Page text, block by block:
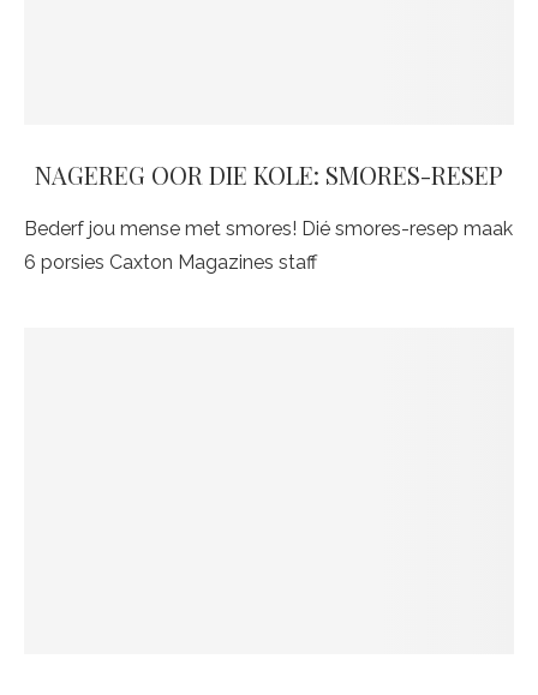
NAGEREG OOR DIE KOLE: SMORES-RESEP
Bederf jou mense met smores! Dié smores-resep maak
6 porsies Caxton Magazines staff